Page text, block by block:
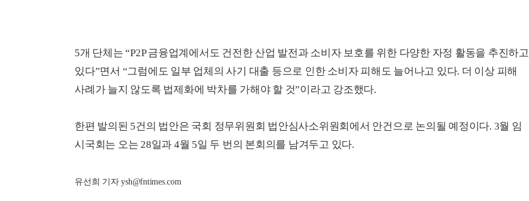
5개 단체는 “P2P 금융업계에서도 건전한 산업 발전과 소비자 보호를 위한 다양한 자정 활동을 추진하고
있다”면서 “그럼에도 일부 업체의 사기 대출 등으로 인한 소비자 피해도 늘어나고 있다. 더 이상 피해
사례가 늘지 않도록 법제화에 박차를 가해야 할 것”이라고 강조했다.
한편 발의된 5건의 법안은 국회 정무위원회 법안심사소위원회에서 안건으로 논의될 예정이다. 3월 임
시국회는 오는 28일과 4월 5일 두 번의 본회의를 남겨두고 있다.
유선희 기자 ysh@fntimes.com